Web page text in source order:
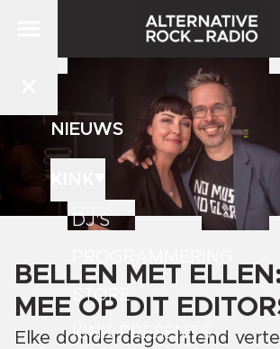
NIEUWS
DJ'S
STORE
KINK PRESENTS
BELLEN MET
MEE OP DIT
Elke donderdagochtend